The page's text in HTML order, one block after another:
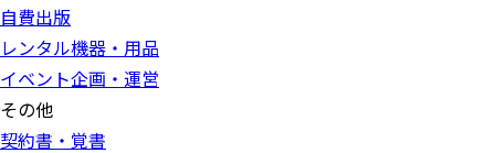
自費出版
レンタル機器・用品
イベント企画・運営
その他
契約書・覚書